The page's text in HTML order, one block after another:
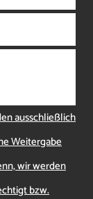
ausschließlich
Weitergabe
wir werden
bzw.